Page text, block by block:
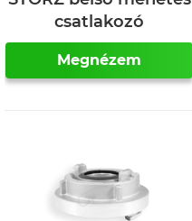
csatlakozó
Megnézem